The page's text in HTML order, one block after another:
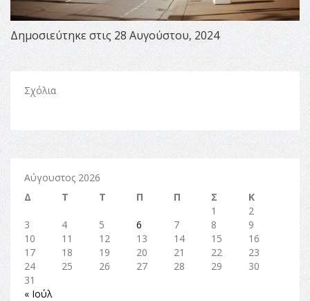
Δημοσιεύτηκε στις 28 Αυγούστου, 2024
Σχόλια
Αύγουστος 2026
Δ
Τ Τ Π Π Σ
Κ
1
2
3
4 5 6 7 8
9
10
11 12 13 14 15
16
17
18 19 20 21 22
23
24
25 26 27 28 29
30
31
« Ιούλ